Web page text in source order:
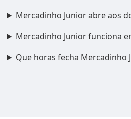
Mercadinho Junior abre aos
Mercadinho Junior funciona
Que horas fecha Mercadinho